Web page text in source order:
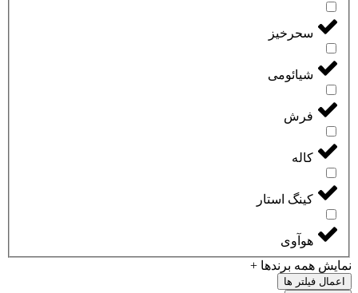
سحرخیز
شیائومی
فرش
کاله
کینگ استار
هوآوی
نمایش همه برندها +
اعمال فیلتر ها